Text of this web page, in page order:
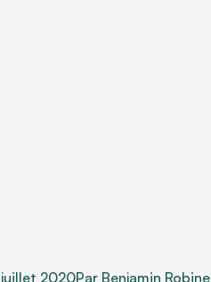
juillet 2020Par Benjamin Robine